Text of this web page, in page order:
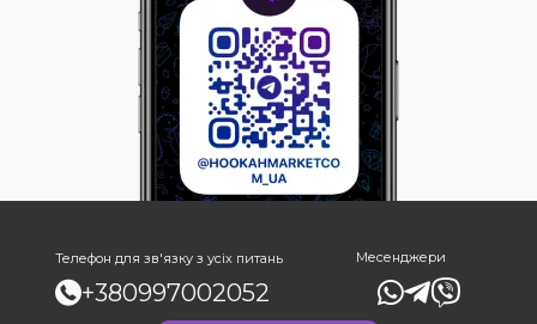
Телефон для зв'язку з усіх питань
+380997002052
Месенджери